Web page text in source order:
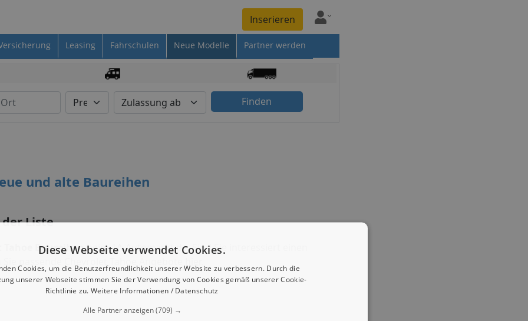
Inserieren
Leasing Fahrschulen Neue Modelle Partner werden
Finden
und alte Baureihen
Liste
Tahoe Baureihenbeim 1A-Automarkt.de. Sind Sie interessiert einen
passende Chevrolet Tahoe Angebote
Diese Webseite verwendet Cookies.
Cookies, um die Benutzerfreundlichkeit unserer Website zu verbessern. Durch die
unserer Webseite stimmen Sie der Verwendung von Cookies gemäß unserer Cookie-
Richtlinie zu. Weitere Informationen / Datenschutz
Alle Partner anzeigen(709) →